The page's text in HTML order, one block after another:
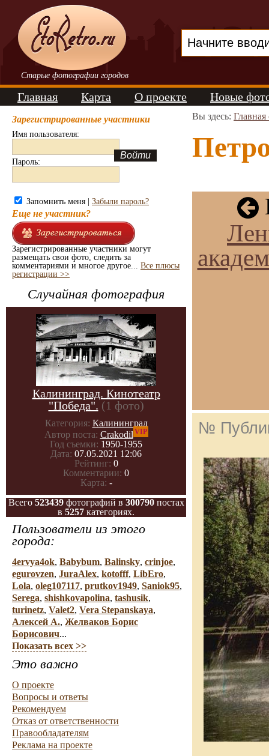
Старые фотографии городов
Главная Карта О проекте Новые
Зарегистрированные участники
Имя пользователя:
Пароль:
Запомнить меня | Забыли пароль?
Еще не участник?
Зарегистрированные участники могут
размещать свои фото, следить за
комментариями и многое другое... Все плюсы
регистрации >>
Случайная фотография
Калининград. Кинотеатр
"Победа". (1 фото)
Категория: Калининград
Автор поста: Crakodil VIP
Год съемки: 1950-1955
Дата: 07.05.2021 12:06
Рейтинг: 0
Комментарии: 0
Карта: -
Всего 523439фотографий в 300790постах
в 5257 категориях.
Пользователи из этого
города:
4ervya4ok, Babybum, Balinsky, crinjoe,
egurovzen, JuraAlex, kotofff, LibEro,
Lola, oleg107117, prutkov1949, Saniok95,
Serega, shishkovapolina, tashusik,
turinetz, Valet2, Vera Stepanskaya,
Алексей А., Желваков Борис
Борисович...
Показать всех >>
Это важно
О проекте
Вопросы и ответы
Рекомендуем
Отказ от ответственности
Правообладателям
Реклама на проекте
Вы здесь: Главная
№